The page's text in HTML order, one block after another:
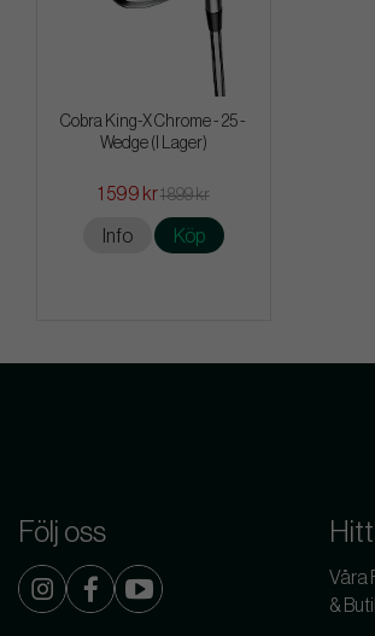
Cobra King-X Chrome - 25 -
Wedge (I Lager)
1 599 kr1 899 kr
Info Köp
Följ oss
Våra
&